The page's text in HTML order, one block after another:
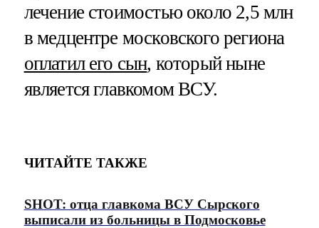
лечение стоимостью около 2,5 млн
в медцентре московского региона
оплатил его сын, который ныне
является главкомом ВСУ.
ЧИТАЙТЕ ТАКЖЕ
SHOT: отца главкома ВСУ Сырского
выписали из больницы в Подмосковье